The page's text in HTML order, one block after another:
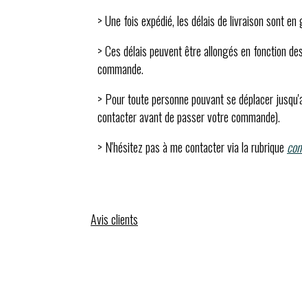
> Une fois expédié, les délais de livraison sont
> Ces délais peuvent être allongés en fonction
commande.
> Pour toute personne pouvant se déplacer
contacter avant de passer votre commande).
> N'hésitez pas à me contacter via la rubrique
Avis clients